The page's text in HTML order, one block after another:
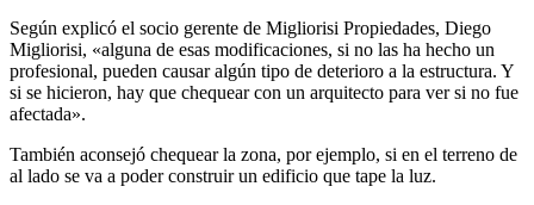
Según explicó el socio gerente de Migliorisi Propiedades, Diego
Migliorisi, «alguna de esas modificaciones, si no las ha hecho un
profesional, pueden causar algún tipo de deterioro a la estructura. Y
si se hicieron, hay que chequear con un arquitecto para ver si no fue
afectada».
También aconsejó chequear la zona, por ejemplo, si en el terreno de
al lado se va a poder construir un edificio que tape la luz.